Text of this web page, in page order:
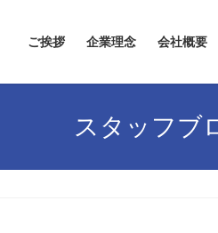
ご挨拶 企業理念 会社概要
スタッフブ